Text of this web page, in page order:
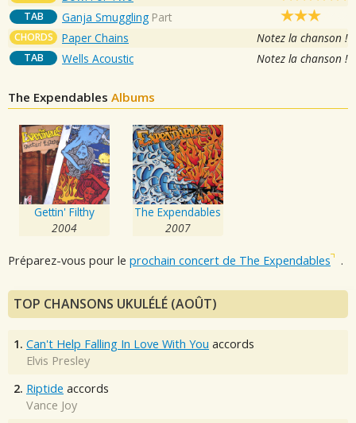
TAB Ganja Smuggling Part
CHORDS Paper Chains Notez la chanson !
TAB Wells Acoustic Notez la chanson !
The Expendables Albums
Gettin' Filthy
2004
The Expendables
2007
Préparez-vous pour le prochain concert de The Expendables .
TOP CHANSONS UKULÉLÉ (AOÛT)
1. Can't Help Falling In Love With You accords
Elvis Presley
2. Riptide accords
Vance Joy